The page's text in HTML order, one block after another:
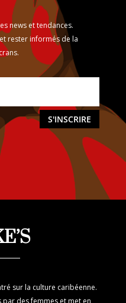
news et tendances.
rester informés de la
S'INSCRIRE
sur la culture caribéenne.